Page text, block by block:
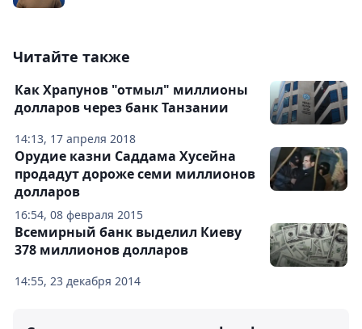
Читайте также
14:13, 17 апреля 2018
Как Храпунов "отмыл" миллионы
долларов через банк Танзании
16:54, 08 февраля 2015
Орудие казни Саддама Хусейна
продадут дороже семи миллионов
долларов
14:55, 23 декабря 2014
Всемирный банк выделил Киеву
378 миллионов долларов